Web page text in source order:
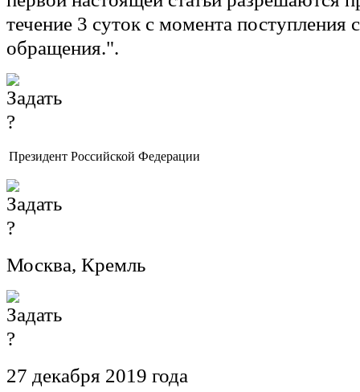
течение 3 суток с момента поступления
обращения.".
Президент Российской Федерации
Москва, Кремль
27 декабря 2019 года